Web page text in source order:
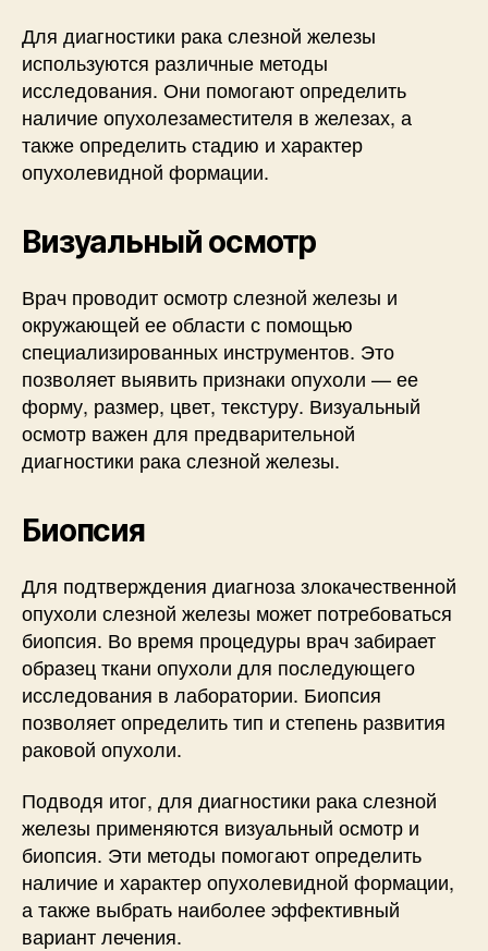
Для диагностики рака слезной железы
используются различные методы
исследования. Они помогают определить
наличие опухолезаместителя в железах, а
также определить стадию и характер
опухолевидной формации.
Визуальный осмотр
Врач проводит осмотр слезной железы и
окружающей ее области с помощью
специализированных инструментов. Это
позволяет выявить признаки опухоли — ее
форму, размер, цвет, текстуру. Визуальный
осмотр важен для предварительной
диагностики рака слезной железы.
Биопсия
Для подтверждения диагноза злокачественной
опухоли слезной железы может потребоваться
биопсия. Во время процедуры врач забирает
образец ткани опухоли для последующего
исследования в лаборатории. Биопсия
позволяет определить тип и степень развития
раковой опухоли.
Подводя итог, для диагностики рака слезной
железы применяются визуальный осмотр и
биопсия. Эти методы помогают определить
наличие и характер опухолевидной формации,
а также выбрать наиболее эффективный
вариант лечения.